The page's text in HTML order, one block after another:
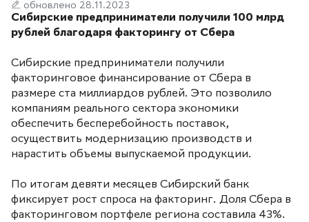
обновлено 28.11.2023
Сибирские предприниматели получили 100 млрд
рублей благодаря факторингу от Сбера
Сибирские предприниматели получили
факторинговое финансирование от Сбера в
размере ста миллиардов рублей. Это позволило
компаниям реального сектора экономики
обеспечить бесперебойность поставок,
осуществить модернизацию производств и
нарастить объемы выпускаемой продукции.
По итогам девяти месяцев Сибирский банк
фиксирует рост спроса на факторинг. Доля Сбера в
факторинговом портфеле региона составила 43%.